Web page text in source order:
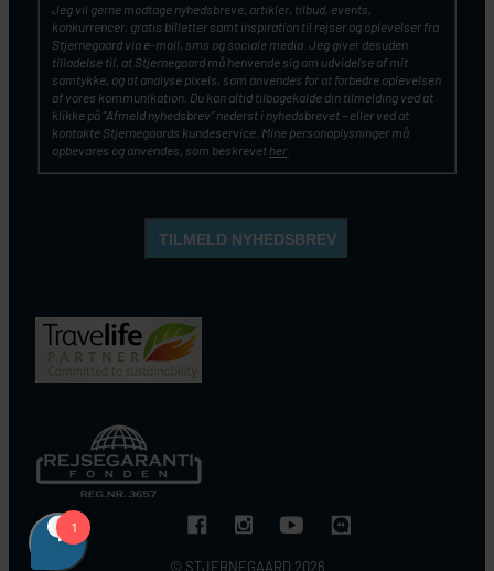
© STJERNEGAARD 2026
Jeg vil gerne modtage nyhedsbreve, artikler, tilbud, events,
konkurrencer, gratis billetter samt inspiration til rejser og oplevelser fra
Stjernegaard via e-mail, sms og sociale media. Jeg giver desuden
tilladelse til, at Stjernegaard må henvende sig om udvidelse af mit
samtykke, og at analyse pixels, som anvendes for at forbedre oplevelsen
af vores kommunikation. Du kan altid tilbagekalde din tilmelding ved at
klikke på ”Afmeld nyhedsbrev” nederst i nyhedsbrevet – eller ved at
kontakte Stjernegaards kundeservice. Mine personoplysninger må
opbevares og anvendes, som beskrevet her